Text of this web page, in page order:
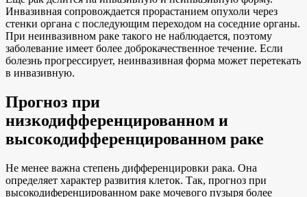
Инвазивная сопровождается прорастанием опухоли через
стенки органа с последующим переходом на соседние органы.
При неинвазивном раке такого не наблюдается, поэтому
заболевание имеет более доброкачественное течение. Если
болезнь прогрессирует, неинвазивная форма может перетекать
в инвазивную.
Прогноз при
низкодифференцированном и
высокодифференцированном раке
Не менее важна степень дифференцировки рака. Она
определяет характер развития клеток. Так, прогноз при
высокодиференцированном раке мочевого пузыря более